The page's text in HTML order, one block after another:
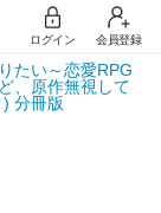
ログイン 会員登録
たい～恋愛RPG
、原作無視して
分冊版